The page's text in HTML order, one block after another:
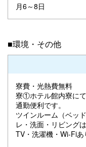
月6～8日
■環境・その他
寮費・光熱費無料
寮①ホテル館内寮に
通勤便利です。
ツインルーム（ベッ
レ・洗面・リビング
TV・洗濯機・Wi-Fiあ